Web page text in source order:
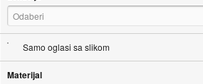
Odaberi
Samo oglasi sa slikom
Materijal